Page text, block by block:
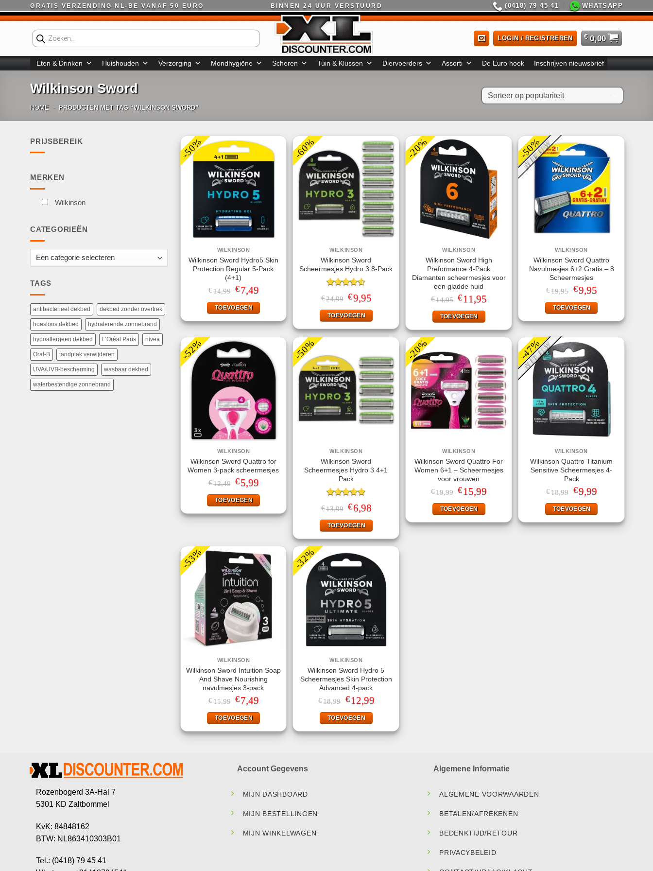
naar
GRATIS VERZENDING NL-BE VANAF 50 EURO BINNEN 24 UUR VERSTUURD (0418) 79 45 41 WHATSAPP
Producten
zoeken
LOGIN / REGISTREREN € 0,00
Eten & Drinken Huishouden Verzorging Mondhygiëne Scheren Tuin & Klussen Diervoerders Assorti De Euro hoek Inschrijven nieuwsbrief
Wilkinson Sword
HOME - PRODUCTEN MET TAG “WILKINSON SWORD”
PRIJSBEREIK
MERKEN
Wilkinson
CATEGORIEËN
TAGS
antibacterieel dekbed dekbed zonder overtrek
hoesloos dekbed hydraterende zonnebrand
hypoallergeen dekbed L’Oréal Paris nivea
Oral-B tandplak verwijderen
UVA/UVB-bescherming wasbaar dekbed
waterbestendige zonnebrand
-50%
WILKINSON
Wilkinson Sword Hydro5 Skin
Protection Regular 5-Pack
(4+1)
€14,99 Oorspronkelijke
prijs
was:
€14,99.
€7,49Huidige
prijs
is:
€7,49.
TOEVOEGEN
-60%
WILKINSON
Wilkinson Sword
Scheermesjes Hydro 3 8-Pack
Gewaardeerd
4.50uit 5
€24,99 Oorspronkelijke
prijs
was:
€24,99.
€9,95Huidige
prijs
is:
€9,95.
TOEVOEGEN
-20%
WILKINSON
Wilkinson Sword High
Preformance 4-Pack
Diamanten scheermesjes voor
een gladde huid
€14,95 Oorspronkelijke
prijs
was:
€14,95.
€ 11,95Huidige
prijs
is:
TOEVOEGEN
-50%
NIEUW
WILKINSON
Wilkinson Sword Quattro
Navulmesjes 6+2 Gratis – 8
Scheermesjes
€19,95
Oorspronkelijke
prijs
was:
€19,95.
€9,95Huidige
prijs
is:
€9,95.
TOEVOEGEN
-52%
WILKINSON
Wilkinson Sword Quattro for
Women 3-pack scheermesjes
€12,49 Oorspronkelijke
prijs
was:
€12,49.
€5,99Huidige
prijs
is:
€5,99.
TOEVOEGEN
-50%
WILKINSON
Wilkinson Sword
Scheermesjes Hydro 3 4+1
Pack
Gewaardeerd
5.00uit 5
€13,99 Oorspronkelijke
prijs
was:
€13,99.
€6,98Huidige
prijs
is:
€6,98.
TOEVOEGEN
-20%
WILKINSON
Wilkinson Sword Quattro For
Women 6+1 – Scheermesjes
voor vrouwen
€19,99 Oorspronkelijke
prijs
was:
€19,99.
€ 15,99Huidige
prijs
is:
TOEVOEGEN
-47%
NIEUW
WILKINSON
Wilkinson Quattro Titanium
Sensitive Scheermesjes 4-
Pack
€18,99
Oorspronkelijke
prijs
was:
€18,99.
€9,99Huidige
prijs
is:
€9,99.
TOEVOEGEN
-53%
WILKINSON
Wilkinson Sword Intuition Soap
And Shave Nourishing
navulmesjes 3-pack
€15,99 Oorspronkelijke
prijs
was:
€15,99.
€7,49Huidige
prijs
is:
€7,49.
TOEVOEGEN
-32%
WILKINSON
Wilkinson Sword Hydro 5
Scheermesjes Skin Protection
Advanced 4-pack
€18,99
Oorspronkelijke
prijs
was:
€18,99.
€ 12,99Huidige
prijs
is:
TOEVOEGEN
Rozenbogerd 3A-Hal 7
5301 KD Zaltbommel
KvK: 84848162
BTW: NL863410303B01
Tel.: (0418) 79 45 41
Account Gegevens
MIJN DASHBOARD
MIJN BESTELLINGEN
MIJN WINKELWAGEN
Algemene Informatie
ALGEMENE VOORWAARDEN
BETALEN/AFREKENEN
BEDENKTIJD/RETOUR
PRIVACYBELEID